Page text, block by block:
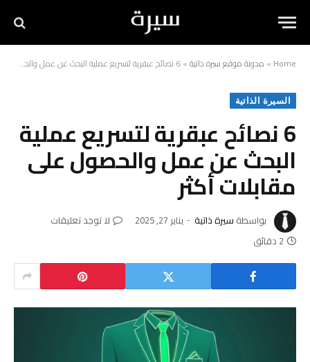
Home
» مدونة موقع سيرة ذاتية»6 نصائح عبقرية لتسريع عملية البحث عن عمل والحصول على مقابلات أكثر
السيرة الذاتية
6 نصائح عبقرية لتسريع عملية
البحث عن عمل والحصول على
مقابلات أكثر
بواسطة سيرة ذاتية يناير 27, 2025
لا توجد تعليقات
2 دقائق